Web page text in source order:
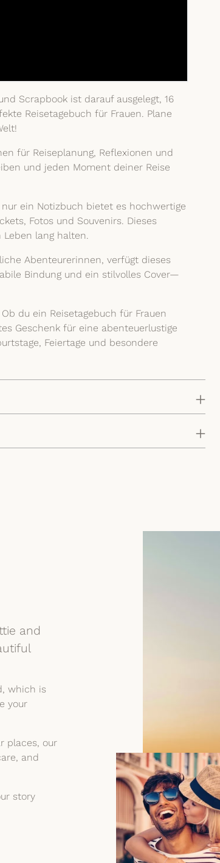
Scrapbook ist darauf ausgelegt, 16
Reisetagebuch für Frauen. Plane
für Reiseplanung, Reflexionen und
und jeden Moment deiner Reise
ein Notizbuch bietet es hochwertige
Fotos und Souvenirs. Dieses
lang halten.
Abenteurerinnen, verfügt dieses
Bindung und ein stilvolles Cover—
du ein Reisetagebuch für Frauen
Geschenk für eine abenteuerlustige
Feiertage und besondere
and
which is
your
places, our
and
story